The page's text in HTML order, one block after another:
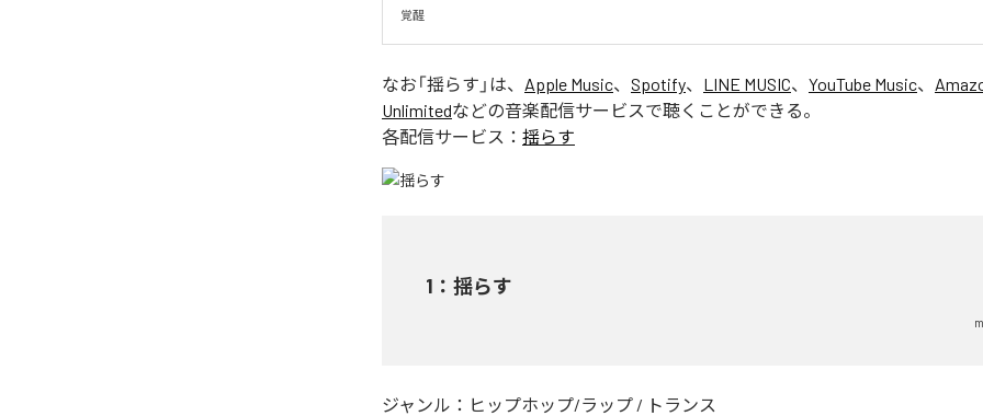
覚醒
なお「揺らす 」は、 Apple Music、 Spotify、 LINE MUSIC、 YouTube Music、
Unlimitedなどの音楽配信サービスで聴くことができる。
各配信サービス： 揺らす
1 ： 揺らす
ジャンル： ヒップホップ/ラップ / トランス